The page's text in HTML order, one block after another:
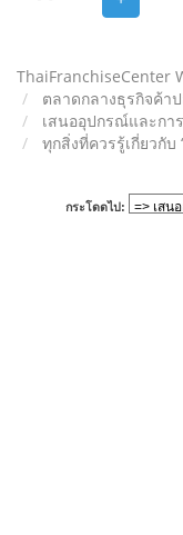
ThaiFranchiseCenter
ตลาดกลางธุรกิจค้า
เสนออุปกรณ์และกา
ทุกสิ่งที่ควรรู้เกี่ยวกับ
กระโดดไป: